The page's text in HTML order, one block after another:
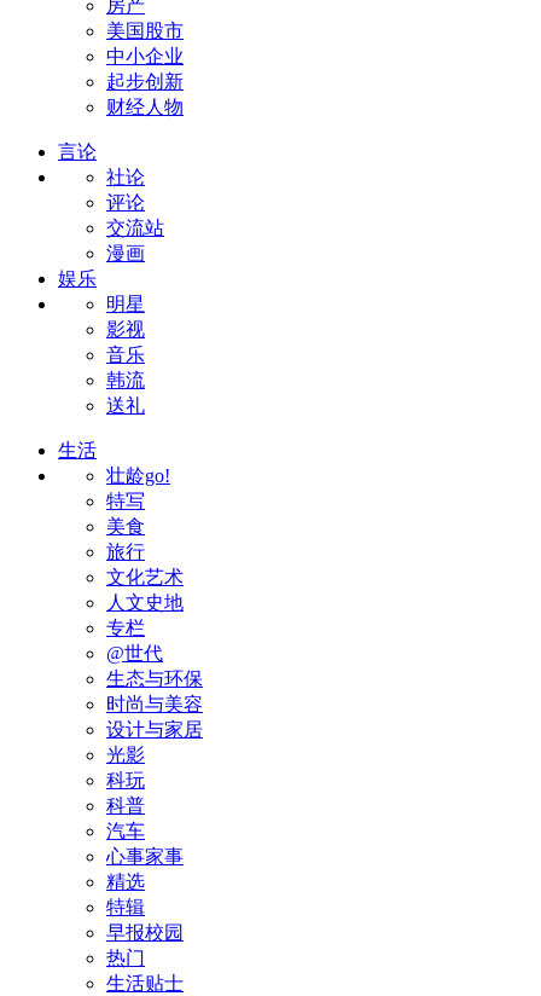
房产
美国股市
中小企业
起步创新
财经人物
言论
社论
评论
交流站
漫画
娱乐
明星
影视
音乐
韩流
送礼
生活
壮龄go!
特写
美食
旅行
文化艺术
人文史地
专栏
@世代
生态与环保
时尚与美容
设计与家居
光影
科玩
科普
汽车
心事家事
精选
特辑
早报校园
热门
生活贴士